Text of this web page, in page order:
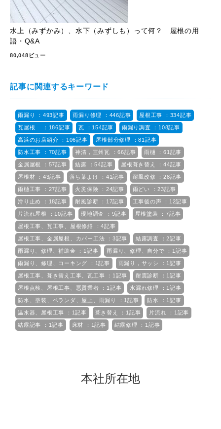
水上（みずかみ）、水下（みずしも）って何？ 屋根の用
語・Q&A
80,048ビュー
記事に関連するキーワード
雨漏り ：493記事 雨漏り修理 ：446記事 屋根工事 ：334記事
瓦屋根 ：186記事 瓦 ：154記事 雨漏り調査 ：108記事
高浜のお店紹介 ：106記事 屋根部分修理 ：81記事
防水工事 ：70記事 神清，三州瓦 ：66記事 雨樋 ：61記事
金属屋根 ：57記事 結露 ：54記事 屋根葺き替え ：44記事
屋根材 ：43記事 落ち葉よけ ：41記事 耐風改修 ：28記事
雨樋工事 ：27記事 火災保険 ：24記事 雨どい ：23記事
滑り止め ：18記事 耐風診断 ：17記事 工事後の声 ：12記事
片流れ屋根 ：10記事 現地調査 ：9記事 屋根塗装 ：7記事
屋根工事、瓦工事、屋根修繕 ：4記事
屋根工事、金属屋根、カバー工法 ：3記事 結露調査 ：2記事
雨漏り、修理、補助金 ：1記事 雨漏り、修理、自分で ：1記事
雨漏り、修理、コーキング ：1記事 雨漏り，サッシ ：1記事
屋根工事、葺き替え工事、瓦工事 ：1記事 耐震診断 ：1記事
屋根点検、屋根工事、悪質業者 ：1記事 水漏れ修理 ：1記事
防水、塗装、ベランダ、屋上、雨漏り ：1記事 防水 ：1記事
温水器、屋根工事 ：1記事 葺き替え ：1記事 片流れ ：1記事
結露記事 ：1記事 床材 ：1記事 結露修理 ：1記事
本社所在地